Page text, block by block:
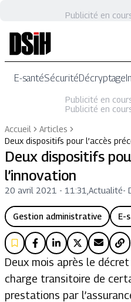
Publicité en
E-santéSécuritéDécryptage
Publicité en
Publicité en
Accueil
Articles
Deux dispositifs pour l’accès
Deux dispositifs
l’innovation
20 avril 2021 - 11:31 Actualité-
Gestion administrative E-
Deux mois après le
charge transitoire de
prestations par